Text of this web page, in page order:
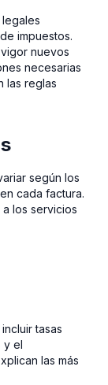
impuestos.
nuevos
necesarias
las reglas
según los
cada factura.
los servicios
tasas
y el
las más